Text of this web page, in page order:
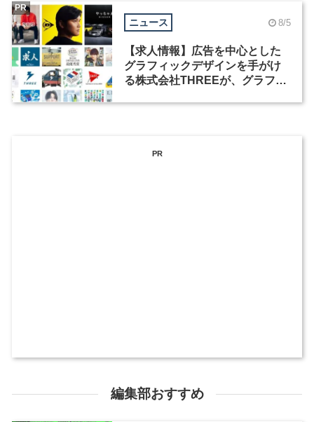
ニュース 8/5
【求人情報】広告を中心とした
グラフィックデザインを手がけ
る株式会社THREEが、グラフィ
PR
PR
編集部おすすめ